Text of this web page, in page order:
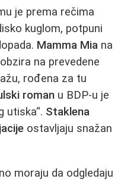
je prema rečima
kuglom, potpuni
Mamma Mia na
na prevedene
rođena za tu
roman u BDP-u je
utiska“. Staklena
ostavljaju snažan
moraju da odgledaju